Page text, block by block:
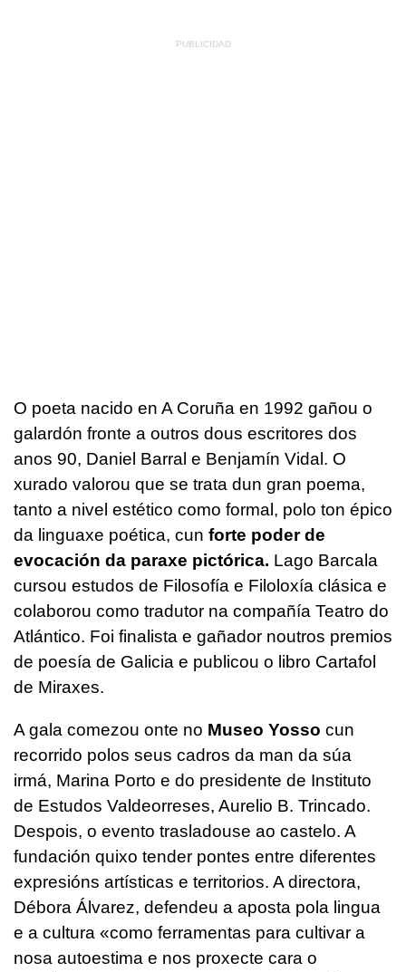
O poeta nacido en A Coruña en 1992 gañou o
galardón fronte a outros dous escritores dos
anos 90, Daniel Barral e Benjamín Vidal. O
xurado valorou que se trata dun gran poema,
tanto a nivel estético como formal, polo ton épico
da linguaxe poética, cun forte poder de
evocación da paraxe pictórica. Lago Barcala
cursou estudos de Filosofía e Filoloxía clásica e
colaborou como tradutor na compañía Teatro do
Atlántico. Foi finalista e gañador noutros premios
de poesía de Galicia e publicou o libro Cartafol
de Miraxes.
A gala comezou onte no Museo Yosso cun
recorrido polos seus cadros da man da súa
irmá, Marina Porto e do presidente de Instituto
de Estudos Valdeorreses, Aurelio B. Trincado.
Despois, o evento trasladouse ao castelo. A
fundación quixo tender pontes entre diferentes
expresións artísticas e territorios. A directora,
Débora Álvarez, defendeu a aposta pola lingua
e a cultura «como ferramentas para cultivar a
nosa autoestima e nos proxecte cara o